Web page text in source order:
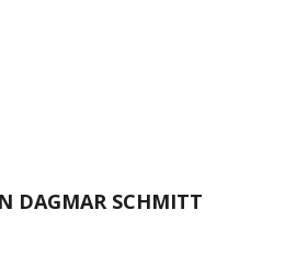
DAGMAR SCHMITT